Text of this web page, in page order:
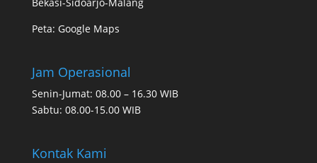
Peta: Google Maps
Jam Operasional
Senin-Jumat: 08.00 – 16.30 WIB
Sabtu: 08.00-15.00 WIB
Kontak Kami